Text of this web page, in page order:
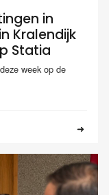
in
Kralendijk
Statia
week op de